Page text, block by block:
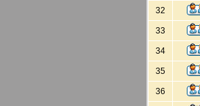
32
33
34
35
36